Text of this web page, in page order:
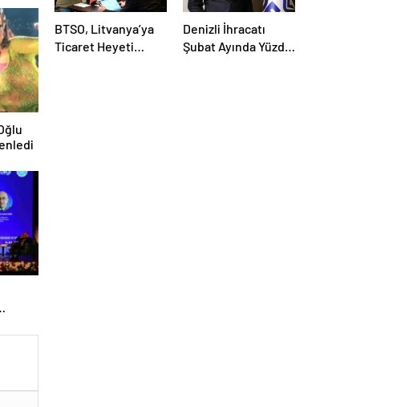
BTSO, Litvanya’ya
Ticaret Heyeti
Denizli İhracatı
Şubat Ayında Yüzde